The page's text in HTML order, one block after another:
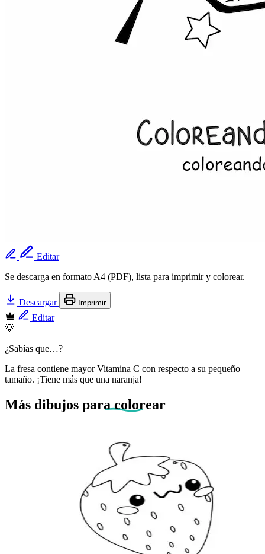
Editar
Se descarga en formato A4 (PDF), lista para imprimir y colorear.
Descargar Imprimir
Editar
💡
¿Sabías que…?
La fresa contiene mayor Vitamina C con respecto a su pequeño
tamaño. ¡Tiene más que una naranja!
Más dibujos para colorear